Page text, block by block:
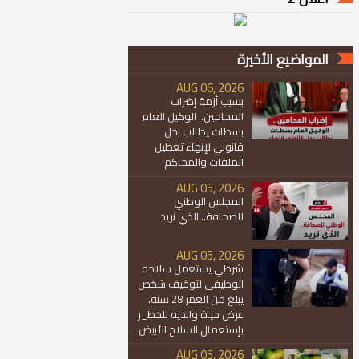
المواضيع الأخيرة
AUG 06, 2026
بسبب أزمة إضراب
المحامين.. الوكيل العام
بسطات يطالب بحل
قانوني لإنهاء تعطيل
الملفات والمحاكم
AUG 05, 2026
المجلس الوطني
للصحافة.. الذي نريد
AUG 05, 2026
شرطي يستعمل سلاحه
الوظيفي لتوقيف شخص
يبلغ من العمر 28 سنة،
عرض حياة والديه للخط_ر
بإستعمال السلاح الأبيض